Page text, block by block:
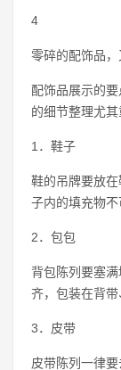
4
零碎的配饰品，
配饰品展示的
的细节整理尤其
1．鞋子
鞋的吊牌要放
子内的填充物不
2．包包
背包陈列要塞
齐，包装在背带
3．皮带
皮带陈列一律